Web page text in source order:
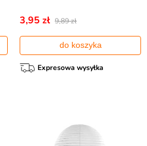
3,95 zł 9,89 zł
do koszyka
Expresowa wysyłka